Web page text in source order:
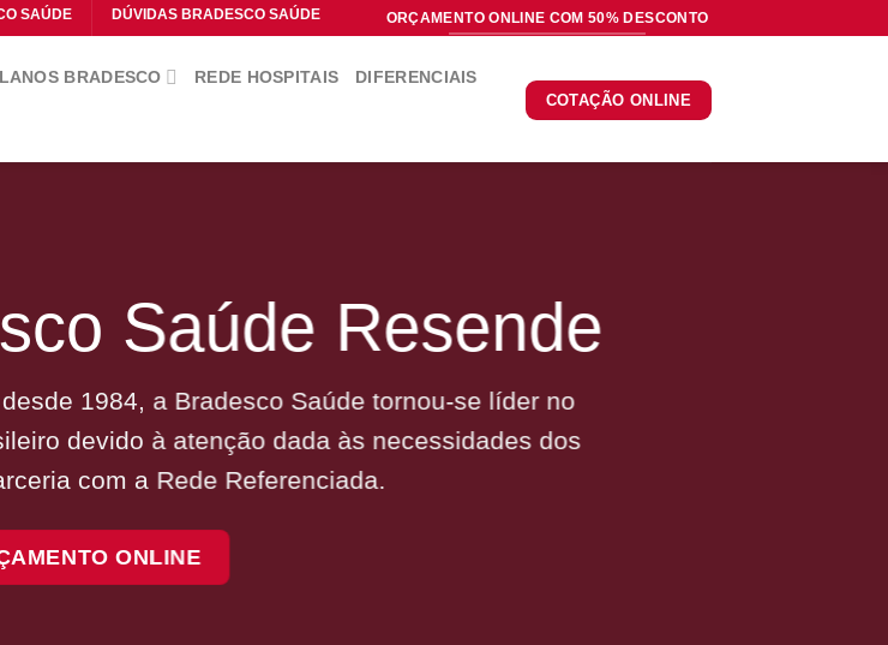
SAÚDE DÚVIDAS BRADESCO SAÚDE ORÇAMENTO ONLINE COM 50% DESCONTO
BRADESCO REDE HOSPITAIS DIFERENCIAIS
COTAÇÃO ONLINE
Saúde Resende
1984, a Bradesco Saúde tornou-se líder no
devido à atenção dada às necessidades dos
com a Rede Referenciada.
ONLINE